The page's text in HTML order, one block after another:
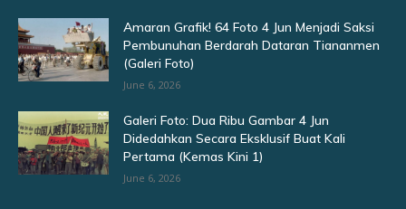
Amaran Grafik! 64 Foto 4 Jun Menjadi Saksi
Pembunuhan Berdarah Dataran Tiananmen
(Galeri Foto)
June 6, 2026
Galeri Foto: Dua Ribu Gambar 4 Jun
Didedahkan Secara Eksklusif Buat Kali
Pertama (Kemas Kini 1)
June 6, 2026